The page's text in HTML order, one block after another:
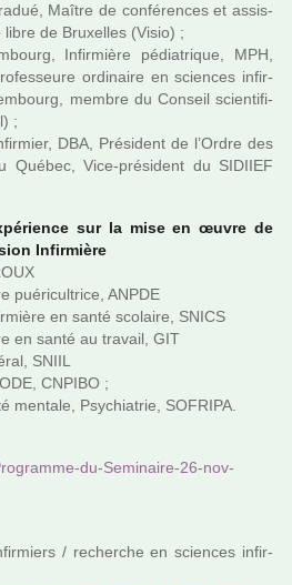
Maître de confé­ren­ces et assis­
de Bruxelles (Visio) ;
Infirmière pédia­tri­que, MPH,
ordi­naire en scien­ces infir­
membre du Conseil scien­ti­fi­
;
DBA, Président de l’Ordre des
Québec, Vice-pré­si­dent du SIDIIEF
sur la mise en œuvre de
Infirmière
pué­ri­cultrice, ANPDE
en santé sco­laire, SNICS
en santé au tra­vail, GIT
SNIIL
CNPIBO ;
men­tale, Psychiatrie, SOFRIPA.
du-Seminaire-26-nov-
/ recher­che en scien­ces infir­